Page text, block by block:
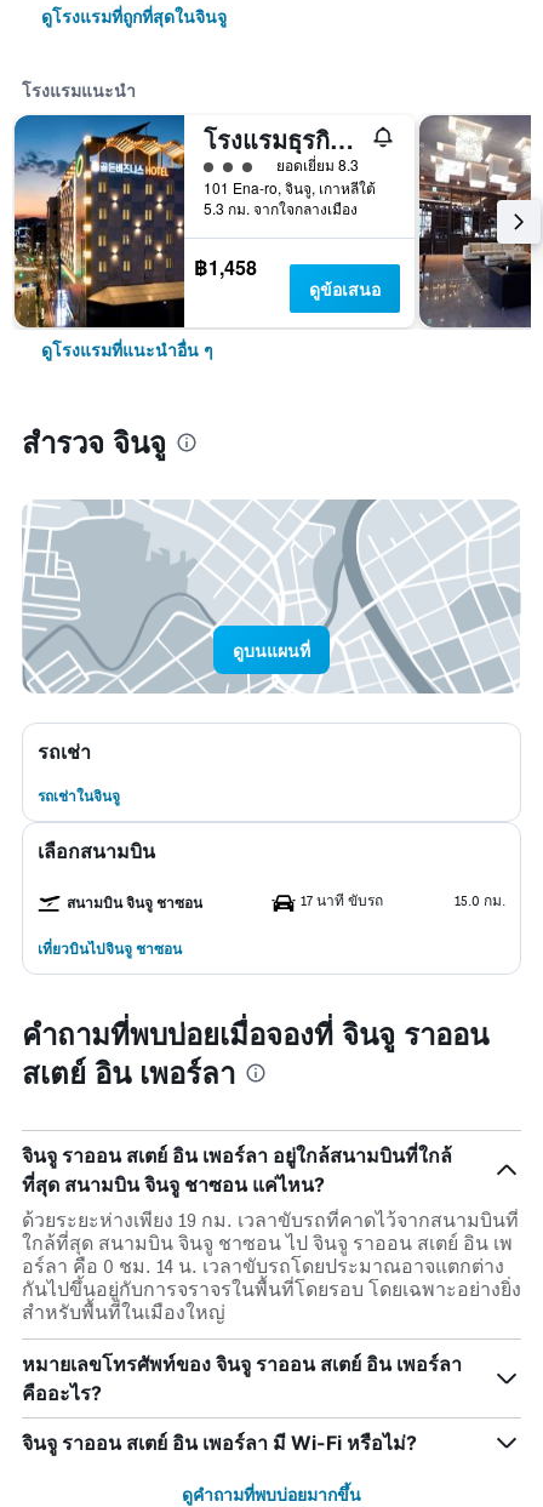
ดูโรงแรมที่ถูกที่สุดในจินจู
โรงแรมแนะนำ
โรงแรมธุรกิจโกลเด้น
ให้ 3 ดาว ยอดเยี่ยม 8.3
101 Ena-ro, จินจู, เกาหลีใต้
5.3 กม. จากใจกลางเมือง
฿1,458
ดูข้อเสนอ
ดูโรงแรมที่แนะนำอื่น ๆ
สำรวจ จินจู
ดูบนแผนที่
รถเช่า
รถเช่าในจินจู
เลือกสนามบิน
สนามบิน จินจู ชาซอน 17 นาที ขับรถ 15.0 กม.
เที่ยวบินไปจินจู ชาซอน
คำถามที่พบบ่อยเมื่อจองที่ จินจู ราออน
สเตย์ อิน เพอร์ลา
จินจู ราออน สเตย์ อิน เพอร์ลา อยู่ใกล้สนามบินที่ใกล้
ที่สุด สนามบิน จินจู ชาซอน แค่ไหน?
ด้วยระยะห่างเพียง 19 กม. เวลาขับรถที่คาดไว้จากสนามบินที่
ใกล้ที่สุด สนามบิน จินจู ชาซอน ไป จินจู ราออน สเตย์ อิน เพ
อร์ลา คือ 0 ชม. 14 น. เวลาขับรถโดยประมาณอาจแตกต่าง
กันไปขึ้นอยู่กับการจราจรในพื้นที่โดยรอบ โดยเฉพาะอย่างยิ่ง
สำหรับพื้นที่ในเมืองใหญ่
หมายเลขโทรศัพท์ของ จินจู ราออน สเตย์ อิน เพอร์ลา
คืออะไร?
จินจู ราออน สเตย์ อิน เพอร์ลา มี Wi-Fi หรือไม่?
ดูคำถามที่พบบ่อยมากขึ้น